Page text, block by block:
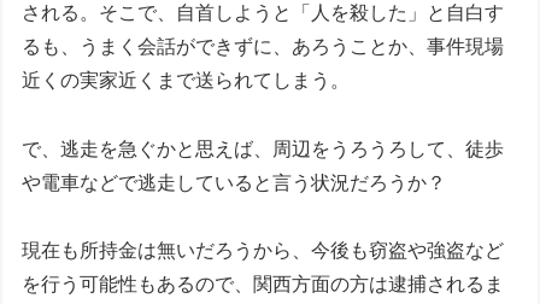
される。そこで、自首しようと「人を殺した」と自白す
るも、うまく会話ができずに、あろうことか、事件現場
近くの実家近くまで送られてしまう。
で、逃走を急ぐかと思えば、周辺をうろうろして、徒歩
や電車などで逃走していると言う状況だろうか？
現在も所持金は無いだろうから、今後も窃盗や強盗など
を行う可能性もあるので、関西方面の方は逮捕されるま